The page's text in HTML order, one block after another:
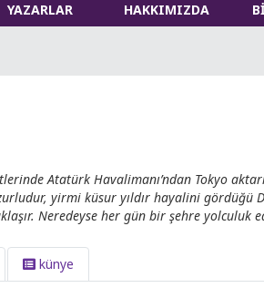
YAZARLAR HAKKIMIZDA
Atatürk Havalimanı’ndan Tokyo
yirmi küsur yıldır hayalini gördüğü
Neredeyse her gün bir şehre yolculuk
künye